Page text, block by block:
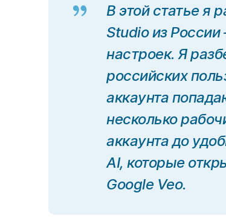
В этой статье я
Studio из России
настроек. Я
российских
аккаунта
несколько
аккаунта до
AI, которые
Google Veo.